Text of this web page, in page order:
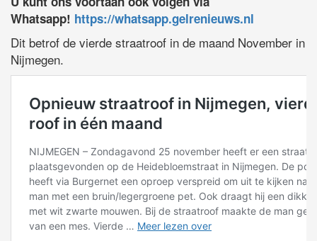
Whatsapp! https://whatsapp.gelrenieuws.nl
Dit betrof de vierde straatroof in de maand November in
Nijmegen.